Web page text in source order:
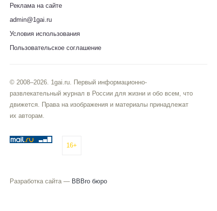
Реклама на сайте
admin@1gai.ru
Условия использования
Пользовательское соглашение
© 2008–2026. 1gai.ru. Первый информационно-
развлекательный журнал в России для жизни и обо всем, что
движется. Права на изображения и материалы принадлежат
их авторам.
16+
Разработка сайта — BBBro бюро